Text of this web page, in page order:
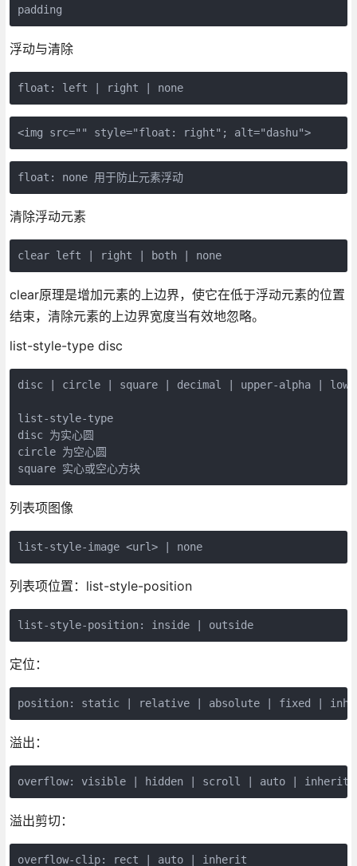
padding
浮动与清除
float: left | right | none
<img src="" style="float: right"; alt="dashu">
float: none 用于防止元素浮动
清除浮动元素
clear left | right | both | none
clear原理是增加元素的上边界，使它在低于浮动元素的位置
结束，清除元素的上边界宽度当有效地忽略。
list-style-type disc
disc | circle | square | decimal | upper-alpha |
list-style-type
disc 为实心圆
circle 为空心圆
square 实心或空心方块
列表项图像
list-style-image <url> | none
列表项位置：list-style-position
list-style-position: inside | outside
定位：
position: static | relative | absolute | fixed |
溢出：
overflow: visible | hidden | scroll | auto | inherit
溢出剪切：
overflow-clip: rect | auto | inherit